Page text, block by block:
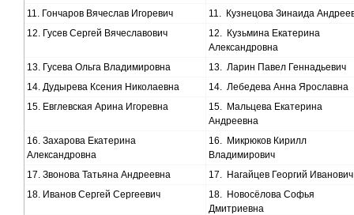
11.
Гончаров Вячеслав Игоревич 11.
Кузнецова Зинаида
12. Гусев Сергей Вячеславович 12.
Кузьмина Екатерина
Александровна
13. Гусева Ольга Владимировна 13.
Ларин Павел Геннадьевич
14. Дудырева Ксения Николаевна 14.
Лебедева Анна Ярославна
15. Евглевская Арина Игоревна 15.
Мальцева Екатерина
Андреевна
16. Захарова Екатерина
Александровна
16.
Микрюков Кирилл
Владимирович
17. Звонова Татьяна Андреевна 17.
Нагайцев Георгий Иванович
18. Иванов Сергей Сергеевич 18.
Новосёлова Софья
Дмитриевна